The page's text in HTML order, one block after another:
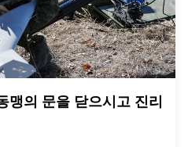
맹의 문을 닫으시고 진리